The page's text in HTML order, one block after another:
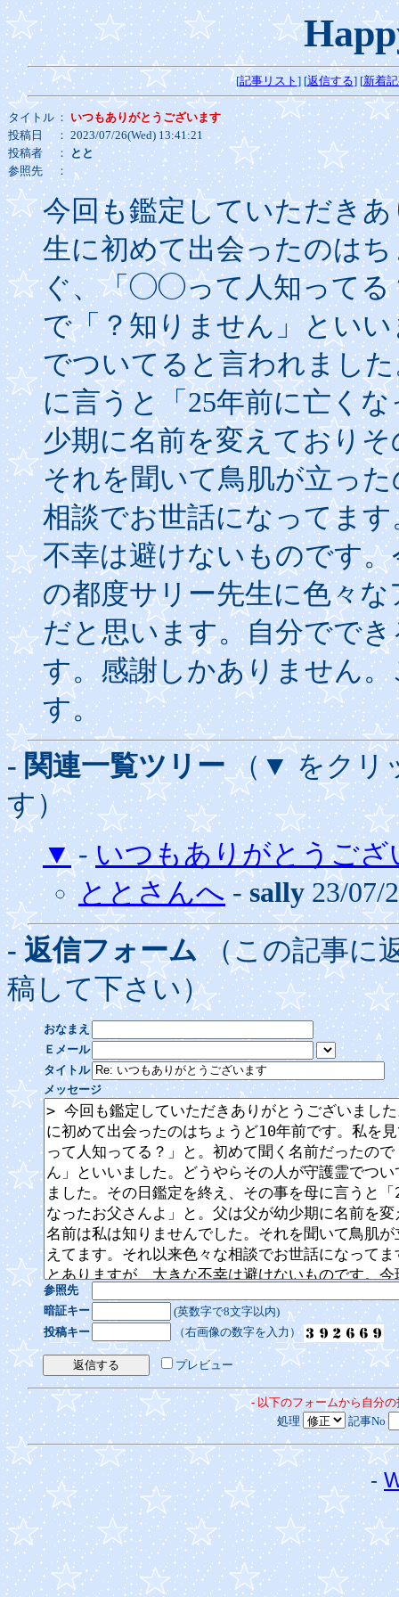
[記事リスト] [返信する] [新着
タイトル ： いつもありがとうございます
投稿日
： 2023/07/26(Wed) 13:41:21
投稿者
： とと
参照先
：
今回も鑑定していただき
生に初めて出会ったのは
ぐ、「◯◯って人知ってる
で「？知りません」とい
でついてると言われまし
に言うと「25年前に亡く
少期に名前を変えており
それを聞いて鳥肌が立っ
相談でお世話になってま
不幸は避けないものです
の都度サリー先生に色々
だと思います。自分でで
す。感謝しかありません
す。
- 関連一覧ツリー（▼ をクリ
す）
▼-いつもありがとうござ
ととさんへ-sally23/07/
- 返信フォーム（この記事に
稿して下さい）
おなまえ
Ｅメール
タイトル
メッセージ
参照先
暗証キー
(英数字で8文字以内)
投稿キー
（右画像の数字を入力）
プレビュー
- 以下のフォームから自分
処理
記事No
-